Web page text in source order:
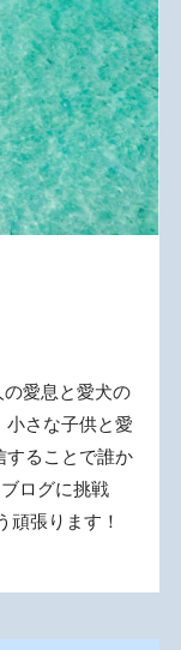
愛息と愛犬の
小さな子供と愛
することで誰か
ログに挑戦
頑張ります！